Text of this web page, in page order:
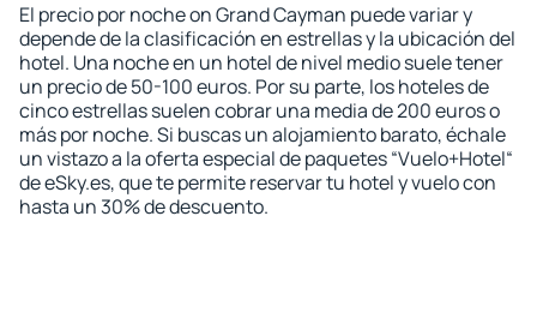
El precio por noche on Grand Cayman puede variar y
depende de la clasificación en estrellas y la ubicación del
hotel. Una noche en un hotel de nivel medio suele tener
un precio de 50-100 euros. Por su parte, los hoteles de
cinco estrellas suelen cobrar una media de 200 euros o
más por noche. Si buscas un alojamiento barato, échale
un vistazo a la oferta especial de paquetes “Vuelo+Hotel“
de eSky.es, que te permite reservar tu hotel y vuelo con
hasta un 30% de descuento.